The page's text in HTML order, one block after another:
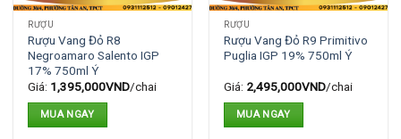
RƯỢU
Rượu Vang Đỏ R8
Negroamaro Salento IGP
17% 750ml Ý
Giá: 1,395,000VND/chai
MUA NGAY
RƯỢU
Rượu Vang Đỏ R9 Primitivo
Puglia IGP 19% 750ml Ý
Giá: 2,495,000VND/chai
MUA NGAY